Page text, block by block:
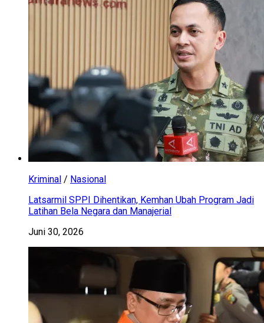
Kriminal / Nasional
Latsarmil SPPI Dihentikan, Kemhan Ubah Program Jadi
Latihan Bela Negara dan Manajerial
Juni 30, 2026